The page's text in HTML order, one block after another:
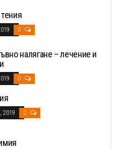
0
налягане – лечение и
0
2019 0